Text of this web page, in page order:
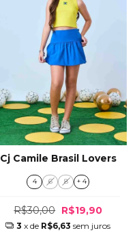
Cj Camile Brasil Lovers
4 6 8 + 4
R$30,00 R$19,90
3 x de R$6,63 sem juros